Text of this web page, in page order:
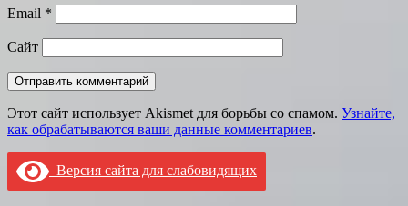
Email *
Сайт
Этот сайт использует Akismet для борьбы со спамом. Узнайте,
как обрабатываются ваши данные комментариев.
Версия сайта для слабовидящих